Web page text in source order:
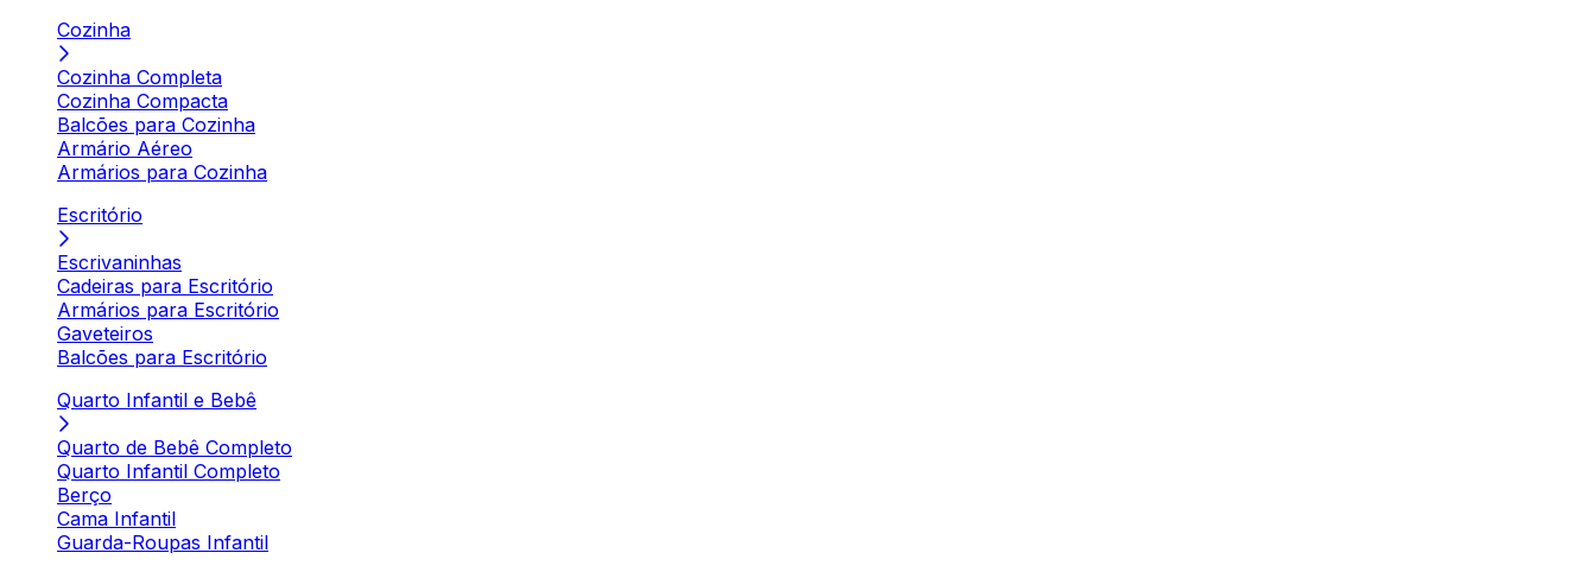
Cozinha
Cozinha Completa
Cozinha Compacta
Balcões para Cozinha
Armário Aéreo
Armários para Cozinha
Escritório
Escrivaninhas
Cadeiras para Escritório
Armários para Escritório
Gaveteiros
Balcões para Escritório
Quarto Infantil e Bebê
Quarto de Bebê Completo
Quarto Infantil Completo
Berço
Cama Infantil
Guarda-Roupas Infantil